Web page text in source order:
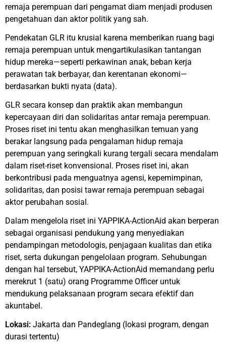
remaja perempuan dari pengamat diam menjadi produsen
pengetahuan dan aktor politik yang sah.
Pendekatan GLR itu krusial karena memberikan ruang bagi
remaja perempuan untuk mengartikulasikan tantangan
hidup mereka—seperti perkawinan anak, beban kerja
perawatan tak berbayar, dan kerentanan ekonomi—
berdasarkan bukti nyata (data).
GLR secara konsep dan praktik akan membangun
kepercayaan diri dan solidaritas antar remaja perempuan.
Proses riset ini tentu akan menghasilkan temuan yang
berakar langsung pada pengalaman hidup remaja
perempuan yang seringkali kurang tergali secara mendalam
dalam riset-riset konvensional. Proses riset ini, akan
berkontribusi pada menguatnya agensi, kepemimpinan,
solidaritas, dan posisi tawar remaja perempuan sebagai
aktor perubahan sosial.
Dalam mengelola riset ini YAPPIKA-ActionAid akan berperan
sebagai organisasi pendukung yang menyediakan
pendampingan metodologis, penjagaan kualitas dan etika
riset, serta dukungan pengelolaan program. Sehubungan
dengan hal tersebut, YAPPIKA-ActionAid memandang perlu
merekrut 1 (satu) orang Programme Officer untuk
mendukung pelaksanaan program secara efektif dan
akuntabel.
Lokasi: Jakarta dan Pandeglang (lokasi program, dengan
durasi tertentu)